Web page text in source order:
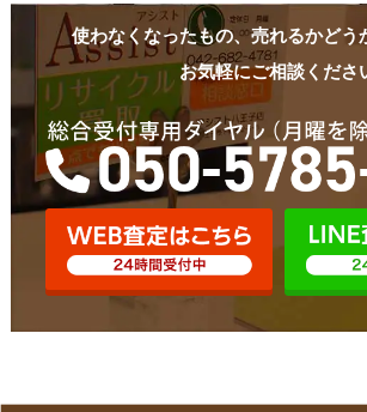
使わなくなったもの、売れるかどう
お気軽にご相談くださ